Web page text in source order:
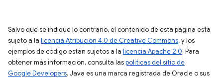
Salvo que se indique lo contrario, el contenido de esta página está
sujeto a la licencia Atribución 4.0 de Creative Commons, y los
ejemplos de código están sujetos a la licencia Apache 2.0. Para
obtener más información, consulta laspolíticas del sitio de
Google Developers. Java es una marca registrada de Oracle o sus